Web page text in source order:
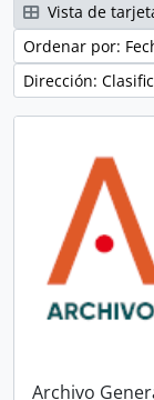
Vista de
Ordenar por:
Dirección:
Archivo